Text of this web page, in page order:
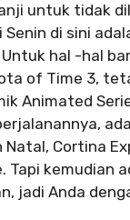
untuk tidak
di sini
hal -hal
of Time 3,
Animated
Cortina
Tapi kemudian
jadi Anda